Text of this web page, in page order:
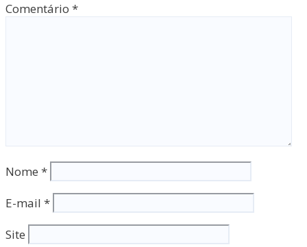
Comentário *
Nome *
E-mail *
Site